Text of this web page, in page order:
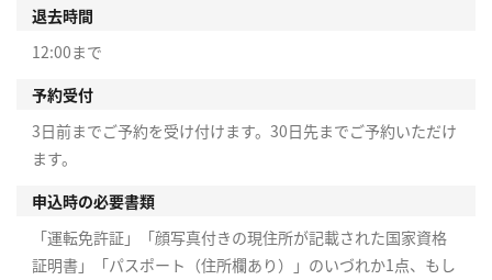
退去時間
12:00まで
予約受付
3日前までご予約を受け付けます。30日先までご予約いただけ
ます。
申込時の必要書類
「運転免許証」「顔写真付きの現住所が記載された国家資格
証明書」「パスポート（住所欄あり）」のいづれか1点、もし